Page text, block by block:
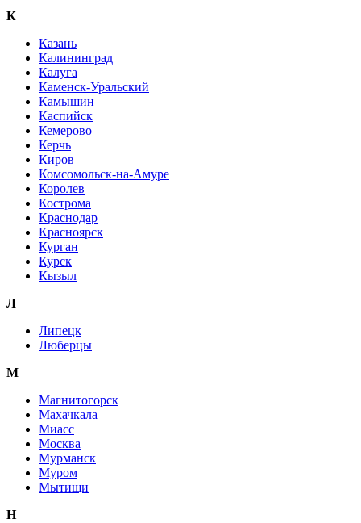
К
Казань
Калининград
Калуга
Каменск-Уральский
Камышин
Каспийск
Кемерово
Керчь
Киров
Комсомольск-на-Амуре
Королев
Кострома
Краснодар
Красноярск
Курган
Курск
Кызыл
Л
Липецк
Люберцы
М
Магнитогорск
Махачкала
Миасс
Москва
Мурманск
Муром
Мытищи
Н